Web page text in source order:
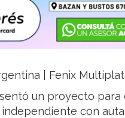
| Fenix
un proyecto para
con